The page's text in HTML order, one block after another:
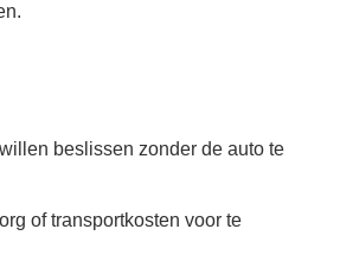
beslissen zonder de auto te
of transportkosten voor te